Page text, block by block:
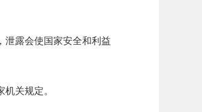
泄露会使国家安全和利益
关规定。